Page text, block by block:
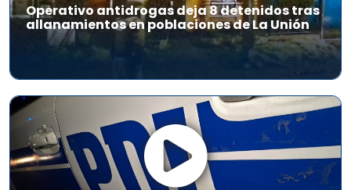
Operativo antidrogas deja 8 detenidos tras
allanamientos en poblaciones de La Unión